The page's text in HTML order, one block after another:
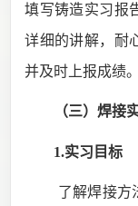
填写铸造实习报
详细的讲解，耐
并及时上报成绩。
（三）焊接
1.实习目标
了解焊接方